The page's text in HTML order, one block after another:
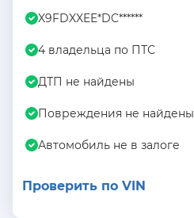
X9FDXXEE*DC******
4 владельца по ПТС
ДТП не найдены
Повреждения не найдены
Автомобиль не в залоге
Проверить по VIN